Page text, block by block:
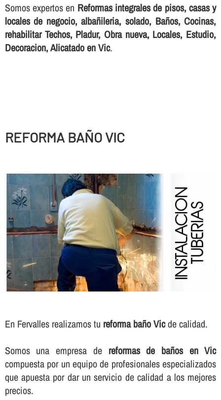
Somos expertos en Reformas integrales de pisos, casas y
locales de negocio, albañileria, solado, Baños, Cocinas,
rehabilitar Techos, Pladur, Obra nueva, Locales, Estudio,
Decoracion, Alicatado en Vic.
REFORMA BAÑO VIC
En Fervalles realizamos tu reforma baño Vicde calidad.
Somos una empresa de reformas de baños en Vic
compuesta por un equipo de profesionales especializados
que apuesta por dar un servicio de calidad a los mejores
precios.